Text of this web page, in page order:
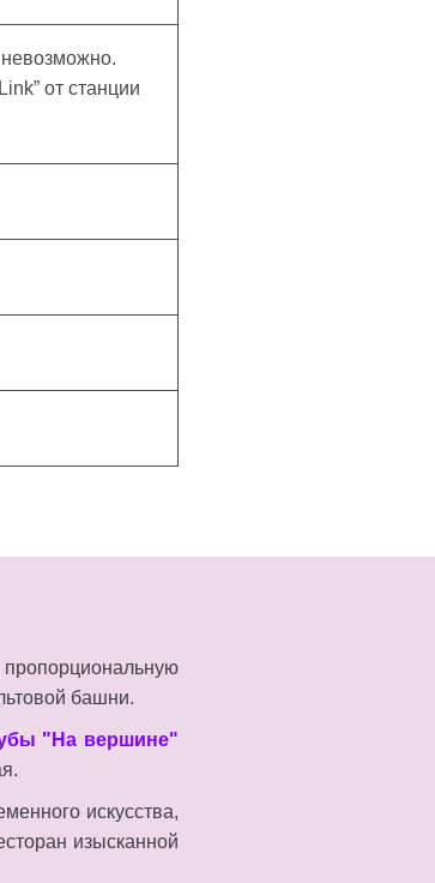
от станции
башни.
"На вершине"
искусства,
изысканной